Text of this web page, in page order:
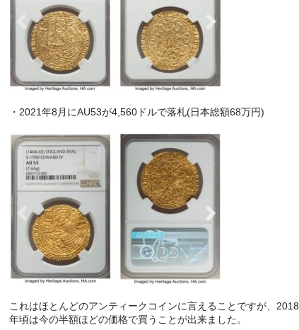
・2021年8月にAU53が4,560ドルで落札(日本総額68万円)
これはほとんどのアンティークコインに言えることですが、2018
年頃は今の半額ほどの価格で買うことが出来ました。